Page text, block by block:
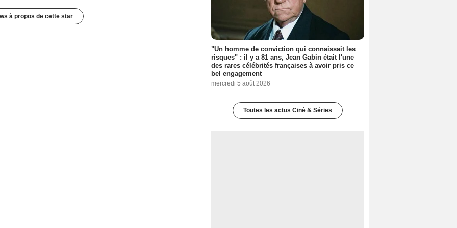
à propos de cette star
"Un homme de conviction qui connaissait les
risques" : il y a 81 ans, Jean Gabin était l'une
des rares célébrités françaises à avoir pris ce
bel engagement
mercredi 5 août 2026
Toutes les actus Ciné & Séries